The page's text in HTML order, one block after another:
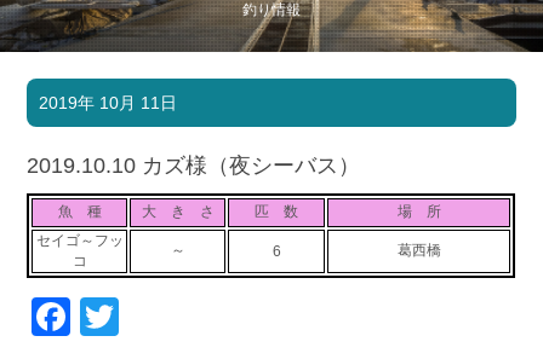
釣り情報
マリンクラブ
マリンライフを堪能したい！
ボート販売
ボート免許
長年の実績と信頼！
店舗情報 公式ブログ
Blog
お問い合わせ
2019年 10月 11日
2019.10.10 カズ様（夜シーバス）
魚 種 大 き さ 匹 数
場 所
セイゴ～フッ
コ
～ 6 葛西橋
Facebook